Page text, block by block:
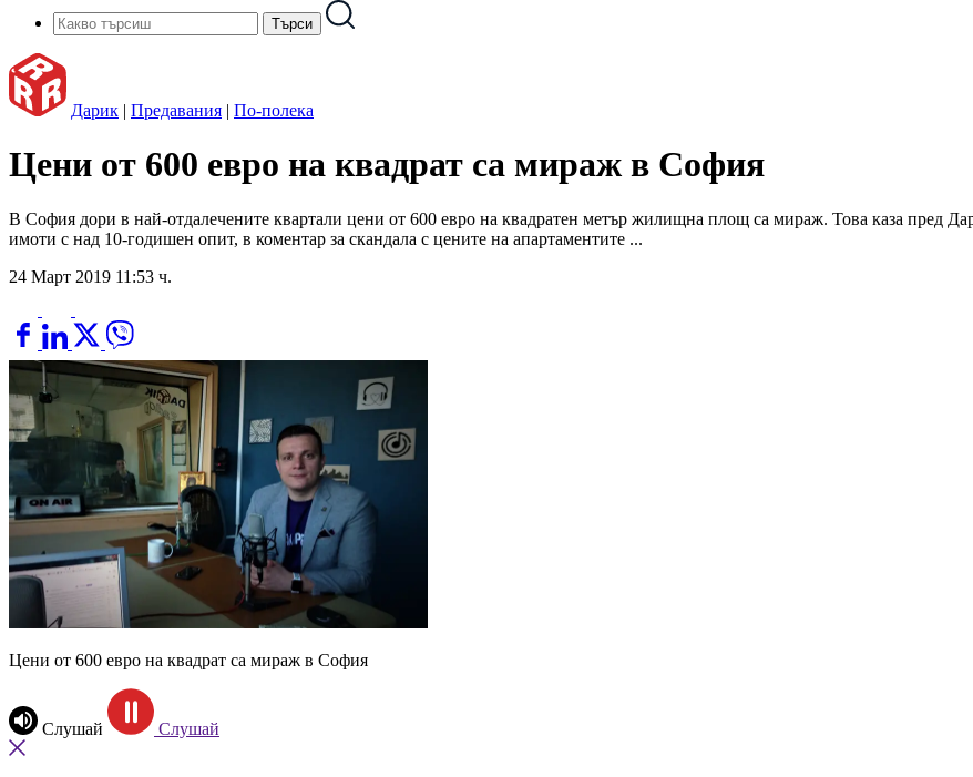
Дарик | Предавания | По-полека
Цени от 600 евро на квадрат са мираж в София
В София дори в най-отдалечените квартали цени от 600 евро на квадратен метър жилищна площ са мираж. Това каза пред
имоти с над 10-годишен опит, в коментар за скандала с цените на апартаментите ...
24 Март 2019 11:53 ч.
Цени от 600 евро на квадрат са мираж в София
Слушай Слушай